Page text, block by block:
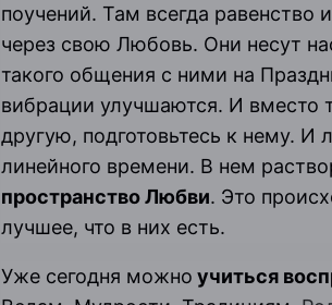
поучений. Там всегда равенство
через свою Любовь. Они несут
такого общения с ними на
вибрации улучшаются. И вместо
другую, подготовьтесь к нему. И
линейного времени. В нем
пространство Любви. Это
лучшее, что в них есть.
Уже сегодня можно учиться